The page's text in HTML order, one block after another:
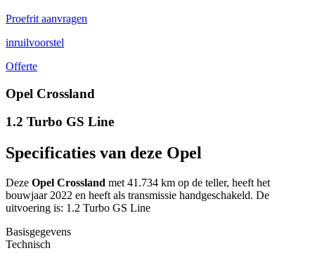
Proefrit aanvragen
inruilvoorstel
Offerte
Opel Crossland
1.2 Turbo GS Line
Specificaties van deze Opel
Deze Opel Crossland met 41.734 km op de teller, heeft het
bouwjaar 2022 en heeft als transmissie handgeschakeld. De
uitvoering is: 1.2 Turbo GS Line
Basisgegevens
Technisch